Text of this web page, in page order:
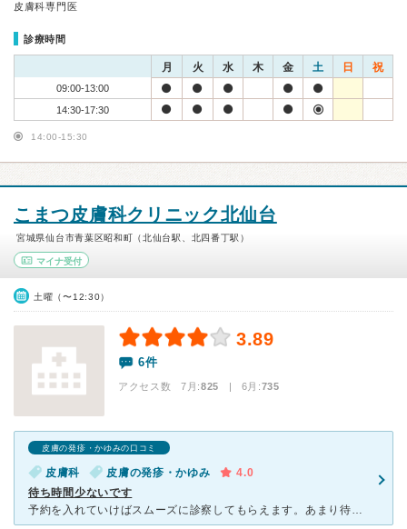
皮膚科専門医
診療時間
月 火 水 木 金 土 日 祝
09:00-13:00
14:30-17:30
14:00-15:30
こまつ皮膚科クリニック北仙台
宮城県仙台市青葉区昭和町（北仙台駅、北四番丁駅）
マイナ受付
土曜（〜12:30）
3.89
6件
アクセス数 7月:825 | 6月:735
皮膚の発疹・かゆみの口コミ
皮膚科 皮膚の発疹・かゆみ
4.0
待ち時間少ないです
予約を入れていけばスムーズに診察してもらえます。あまり待ち時間がかかったことがありません。 鼻周りの荒れ、指先の荒れで通院しましたが、塗り薬の他にも花粉症の薬なども出してもらえました。なかなか頻繁に